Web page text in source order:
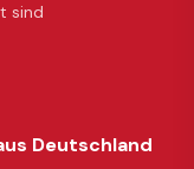
sind
Deutschland